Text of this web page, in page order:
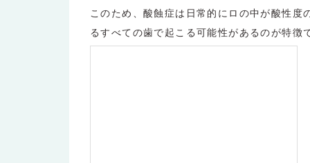
このため、酸蝕症は日常的にロの中が酸性
るすべての歯で起こる可能性があるのが特徴